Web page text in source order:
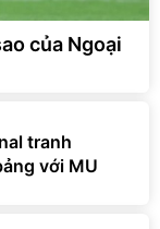
của Ngoại
tranh
với MU